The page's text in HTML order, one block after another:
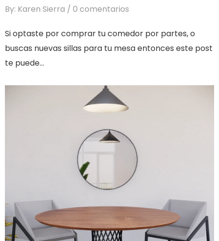
By: Karen Sierra
0 comentarios
Si optaste por comprar tu comedor por partes, o
buscas nuevas sillas para tu mesa entonces este post
te puede...